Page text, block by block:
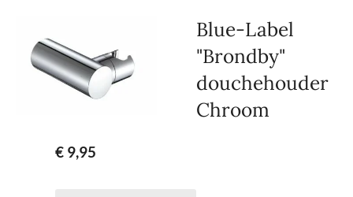
Blue-Label
"Brondby"
douchehouder
Chroom
€ 9,95